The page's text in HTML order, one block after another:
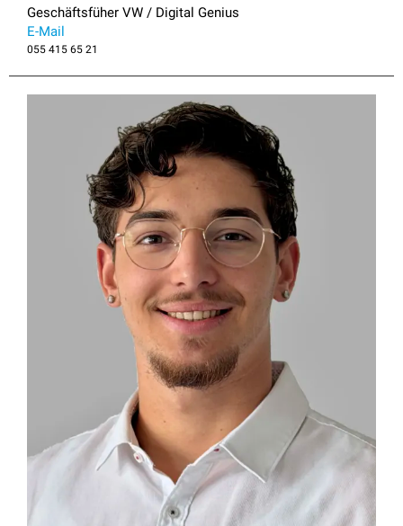
Geschäftsfüher VW / Digital Genius
E-Mail
055 415 65 21